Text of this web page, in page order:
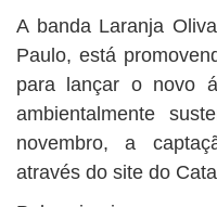
A banda Laranja
Paulo, está
para lançar o novo
ambientalmente
novembro, a
através do site do